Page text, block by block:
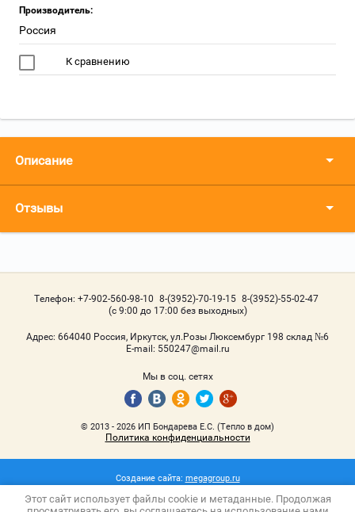
Производитель:
Россия
К сравнению
Описание
Отзывы
Телефон: +7-902-560-98-10 8-(3952)-70-19-15 8-(3952)-55-02-47
(с 9:00 до 17:00 без выходных)
Адрес: 664040 Россия, Иркутск, ул.Розы Люксембург 198 склад №6
Е-mail: 550247@mail.ru
Мы в соц. сетях
© 2013 - 2026 ИП Бондарева Е.С. (Тепло в дом)
Политика конфиденциальности
Создание сайта: megagroup.ru
Этот сайт использует файлы cookie и метаданные. Продолжая